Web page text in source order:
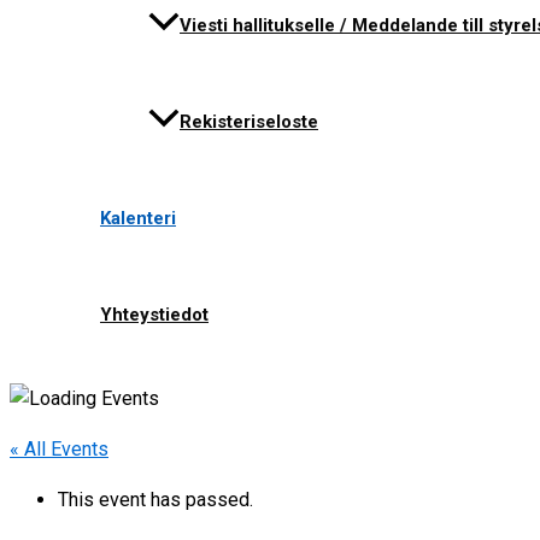
Viesti hallitukselle / Meddelande till
Rekisteriseloste
Kalenteri
Yhteystiedot
« All Events
This event has passed.